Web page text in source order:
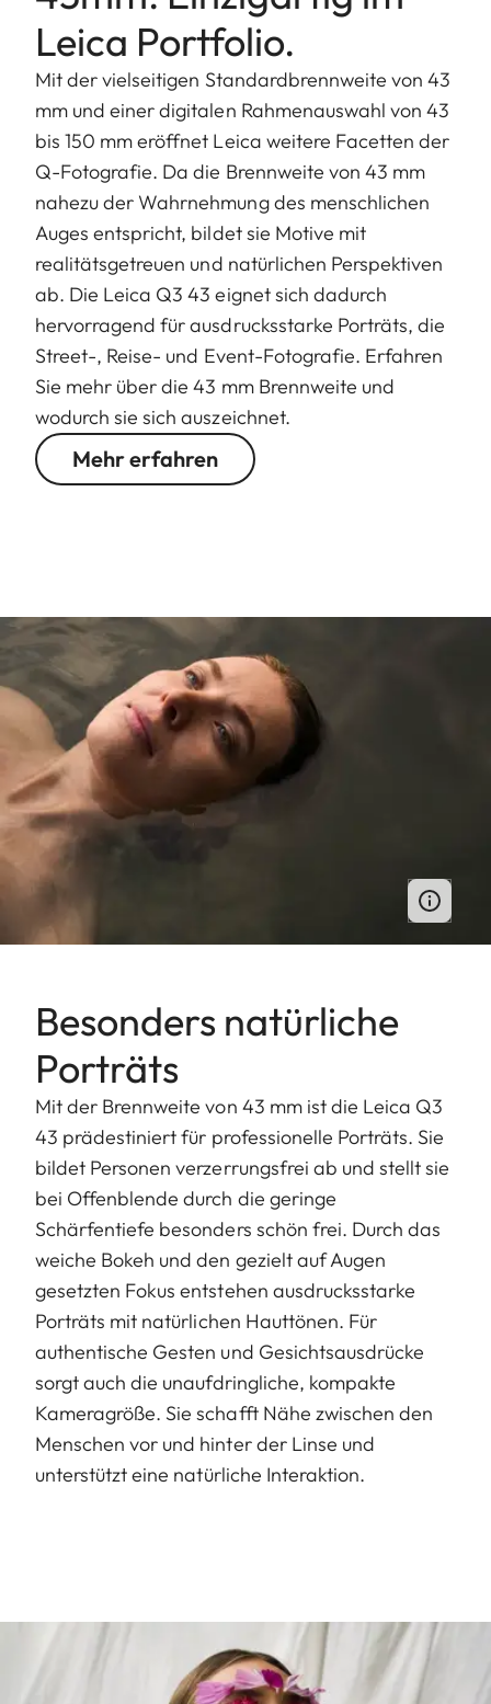
Leica Portfolio.
Mit der vielseitigen Standardbrennweite von 43
mm und einer digitalen Rahmenauswahl von 43
bis 150 mm eröffnet Leica weitere Facetten der
Q-Fotografie. Da die Brennweite von 43 mm
nahezu der Wahrnehmung des menschlichen
Auges entspricht, bildet sie Motive mit
realitätsgetreuen und natürlichen Perspektiven
ab. Die Leica Q3 43 eignet sich dadurch
hervorragend für ausdrucksstarke Porträts, die
Street-, Reise- und Event-Fotografie. Erfahren
Sie mehr über die 43 mm Brennweite und
wodurch sie sich auszeichnet.
Mehr erfahren
Besonders natürliche
Porträts
Mit der Brennweite von 43 mm ist die Leica Q3
43 prädestiniert für professionelle Porträts. Sie
bildet Personen verzerrungsfrei ab und stellt sie
bei Offenblende durch die geringe
Schärfentiefe besonders schön frei. Durch das
weiche Bokeh und den gezielt auf Augen
gesetzten Fokus entstehen ausdrucksstarke
Porträts mit natürlichen Hauttönen. Für
authentische Gesten und Gesichtsausdrücke
sorgt auch die unaufdringliche, kompakte
Kameragröße. Sie schafft Nähe zwischen den
Menschen vor und hinter der Linse und
unterstützt eine natürliche Interaktion.